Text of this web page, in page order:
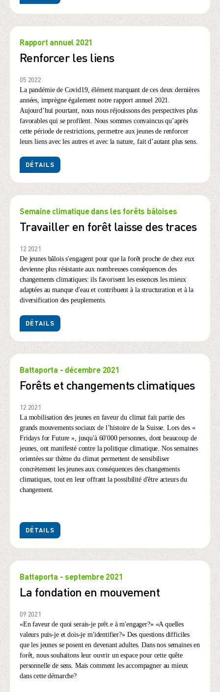
Rapport annuel 2021
Renforcer les liens
05 2022
La pandémie de Covid19, élément marquant de ces deux dernières
années, imprègne également notre rapport annuel 2021.
Aujourd’hui pourtant, nous nous réjouissons des perspectives plus
favorables qui se profilent. Nous sommes convaincus qu’après
cette période de restrictions, permettre aux jeunes de renforcer
leurs liens avec les autres et avec la nature, fait d’autant plus sens.
DÉTAILS
Semaine climatique dans les forêts bâloises
Travailler en forêt laisse des traces
12 2021
De jeunes bâlois s'engagent pour que la forêt proche de chez eux
devienne plus résistante aux nombreuses conséquences des
changements climatiques: ils favorisent les essences les mieux
adaptées au manque d'eau et contribuent à la structuration et à la
diversification des peuplements.
DÉTAILS
Battaporta - décembre 2021
Forêts et changements climatiques
12 2021
La mobilisation des jeunes en faveur du climat fait partie des
grands mouvements sociaux de l’histoire de la Suisse. Lors des «
Fridays for Future », jusqu'à 60'000 personnes, dont beaucoup de
jeunes, ont manifesté contre la politique climatique. Nos semaines
orientées sur thème du climat permettent de sensibiliser
concrètement les jeunes aux conséquences des changements
climatiques, tout en leur offrant la possibilité d'être acteurs du
changement.
DÉTAILS
Battaporta - septembre 2021
La fondation en mouvement
09 2021
«En faveur de quoi serais-je prêt.e à m'engager?» «A quelles
valeurs puis-je et dois-je m'identifier?» Des questions difficiles
que les jeunes se posent en devenant adultes. Dans nos semaines en
forêt, nous souhaitons leur ouvrir un espace pour cette quête
personnelle de sens. Mais comment les accompagner au mieux
dans cette démarche?